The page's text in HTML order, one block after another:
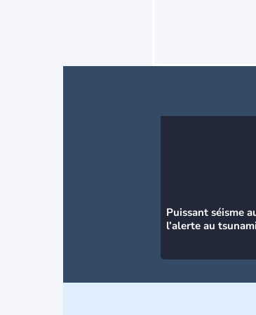
Puissant séisme
l’alerte au tsunami